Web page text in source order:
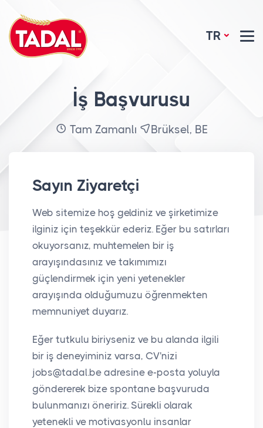
TR
İş Başvurusu
Tam Zamanlı Brüksel, BE
Sayın Ziyaretçi
Web sitemize hoş geldiniz ve şirketimize
ilginiz için teşekkür ederiz. Eğer bu satırları
okuyorsanız, muhtemelen bir iş
arayışındasınız ve takımımızı
güçlendirmek için yeni yetenekler
arayışında olduğumuzu öğrenmekten
memnuniyet duyarız.
Eğer tutkulu biriyseniz ve bu alanda ilgili
bir iş deneyiminiz varsa, CV'nizi
jobs@tadal.be adresine e-posta yoluyla
göndererek bize spontane başvuruda
bulunmanızı öneririz. Sürekli olarak
yetenekli ve motivasyonlu insanlar